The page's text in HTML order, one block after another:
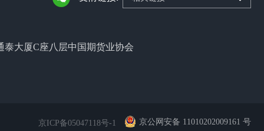
泰大厦C座八层中国期货业协会
京ICP备05047118号-1 京公网安备 11010202009161 号